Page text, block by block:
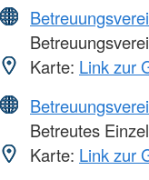
Karte: Link zur
Betreutes
Karte: Link zur